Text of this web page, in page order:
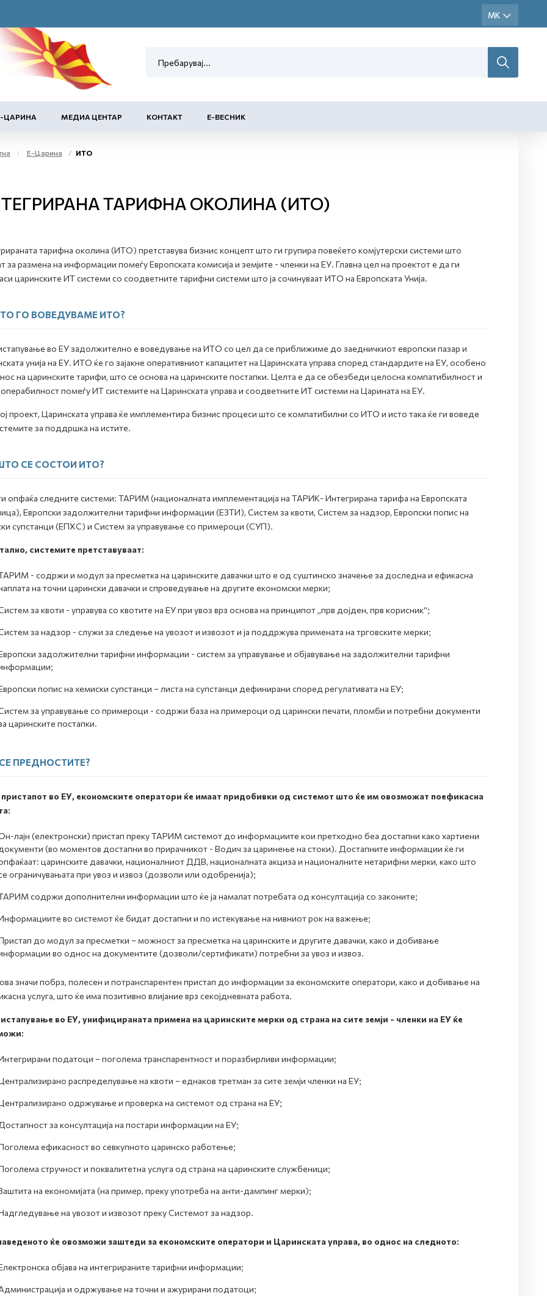
ЦАРИНА МЕДИА ЦЕНТАР КОНТАКТ Е-ВЕСНИК
Е-Царина ИТО
ТАРИФНА ОКОЛИНА (ИТО)
тарифна околина (ИТО) претставува бизнис концепт што ги групира повеќето комјутерски системи што
за размена на информации помеѓу Европската комисија и земјите - членки на ЕУ. Главна цел на проектот е да ги
царинските ИТ системи со соодветните тарифни системи што ја сочинуваат ИТО на Европската Унија.
ГО ВОВЕДУВАМЕ ИТО?
во ЕУ задолжително е воведување на ИТО со цел да се приближиме до заедничкиот eвропски пазар и
унија на ЕУ. ИТО ќе го зајакне оперативниот капацитет на Царинската управа според стандардите на ЕУ, особено
на царинските тарифи, што се основа на царинските постапки. Целта е да се обезбеди целосна компатибилност и
помеѓу ИТ системите на Царинската управа и соодветните ИТ системи на Царината на ЕУ.
проект, Царинската управа ќе имплементира бизнис процеси што се компатибилни со ИТО и исто така ќе ги воведе
за поддршка на истите.
СЕ СОСТОИ ИТО?
опфаќа следните системи: ТАРИМ (националната имплементација на ТАРИК- Интегрирана тарифа на Европската
Европски задолжителни тарифни информации (ЕЗТИ), Систем за квоти, Систем за надзор, Европски попис на
супстанци (ЕПХС) и Систем за управување со примероци (СУП).
системите претставуваат:
- содржи и модул за пресметка на царинските давачки што е од суштинско значење за доследна и ефикасна
на точни царински давачки и спроведување на другите економски мерки;
за квоти - управува со квотите на ЕУ при увоз врз основа на принципот „прв дојден, прв корисник“;
за надзор - служи за следење на увозот и извозот и ја поддржува примената на трговските мерки;
задолжителни тарифни информации - систем за управување и објавување на задолжителни тарифни
попис на хемиски супстанци – листа на супстанци дефинирани според регулативата на ЕУ;
за управување со примероци - содржи база на примероци од царински печати, пломби и потребни документи
царинските постапки.
ПРЕДНОСТИТЕ?
во ЕУ, економските оператори ќе имаат придобивки од системот што ќе им овозможат поефикасна
лајн (електронски) пристап преку ТАРИМ системот до информациите кои претходно беа достапни како хартиени
(во моментов достапни во прирачникот - Водич за царинење на стоки). Достапните информации ќе ги
царинските давачки, националниот ДДВ, националната акциза и националните нетарифни мерки, како што
ограничувањата при увоз и извоз (дозволи или одобренија);
содржи дополнителни информации што ќе ја намалат потребата од консултација со законите;
во системот ќе бидат достапни и по истекување на нивниот рок на важење;
до модул за пресметки – можност за пресметка на царинските и другите давачки, како и добивање
во однос на документите (дозволи/сертификати) потребни за увоз и извоз.
значи побрз, полесен и потранспарентен пристап до информации за економските оператори, како и добивање на
услуга, што ќе има позитивно влијание врз секојдневната работа.
во ЕУ, унифицираната примена на царинските мерки од страна на сите земји - членки на ЕУ ќе
податоци – поголема транспарентност и поразбирливи информации;
распределување на квоти – еднаков третман за сите земји членки на ЕУ;
одржување и проверка на системот од страна на ЕУ;
за консултација на постари информации на ЕУ;
ефикасност во севкупното царинско работење;
стручност и поквалитетна услуга од страна на царинските службеници;
на економијата (на пример, преку употреба на анти-дампинг мерки);
на увозот и извозот преку Системот за надзор.
ќе овозможи заштеди за економските оператори и Царинската управа, во однос на следното:
објава на интегрираните тарифни информации;
и одржување на точни и ажурирани податоци;